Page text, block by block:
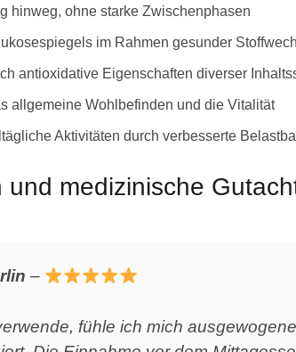
hinweg, ohne starke Zwischenphasen
im Rahmen gesunder
antioxidative Eigenschaften diverser
allgemeine Wohlbefinden und die Vitalität
Aktivitäten durch verbesserte
medizinische
–
fühle ich mich